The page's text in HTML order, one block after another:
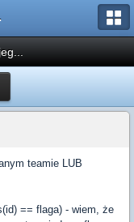
teamie LUB
== flaga) - wiem, że